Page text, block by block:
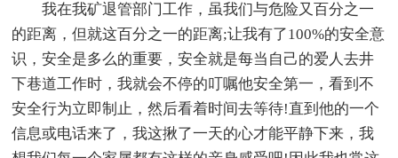
我在我矿退管部门工作，虽我们与危险又百分之一
的距离，但就这百分之一的距离;让我有了100%的安全意
识，安全是多么的重要，安全就是每当自己的爱人去井
下巷道工作时，我就会不停的叮嘱他安全第一，看到不
安全行为立即制止，然后看着时间去等待!直到他的一个
信息或电话来了，我这揪了一天的心才能平静下来，我